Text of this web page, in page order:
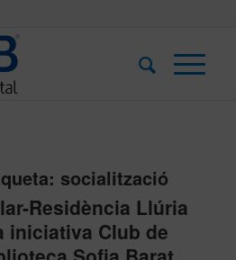
socialització
Residència Llúria
iniciativa Club de